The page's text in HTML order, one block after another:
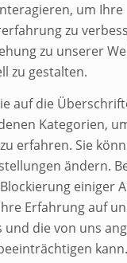
um Ihre
zu
zu unserer
zu gestalten.
auf die
Kategorien,
erfahren. Sie
ändern.
einiger
Erfahrung auf
und die von uns
kann.